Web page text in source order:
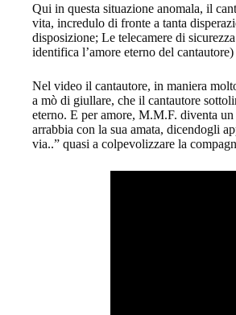
Qui in questa situazione anomala, il
vita, incredulo di fronte a tanta
disposizione; Le telecamere di
identifica l’amore eterno del cantautore)
Nel video il cantautore, in maniera
a mò di giullare, che il cantautore
eterno. E per amore, M.M.F. diventa
arrabbia con la sua amata, dicendogli
via..” quasi a colpevolizzare la